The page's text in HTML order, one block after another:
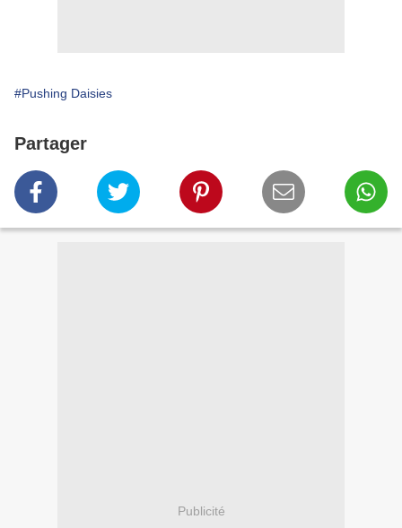
#Pushing Daisies
Partager
Publicité